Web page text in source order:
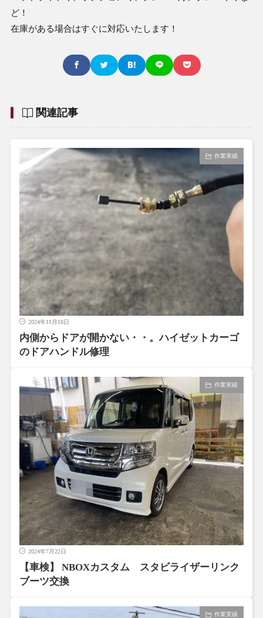
ど！
在庫がある場合はすぐに対応いたします！
関連記事
作業実績
2024年11月18日
内側からドアが開かない・・。ハイゼットカーゴ
のドアハンドル修理
作業実績
2024年7月22日
【車検】 NBOXカスタム スタビライザーリンク
ブーツ交換
作業実績